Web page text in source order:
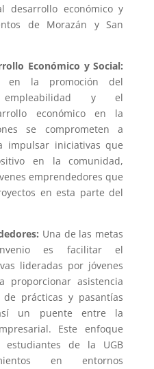
desarrollo económico y
de Morazán y San
Económico y Social:
en la promoción del
empleabilidad y el
económico en la
se comprometen a
impulsar iniciativas que
en la comunidad,
emprendedores que
en esta parte del
Una de las metas
es facilitar el
lideradas por jóvenes
proporcionar asistencia
prácticas y pasantías
un puente entre la
Este enfoque
de la UGB
en entornos